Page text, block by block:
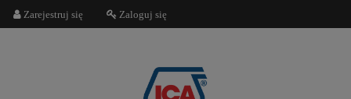
Zarejestruj się Zaloguj się